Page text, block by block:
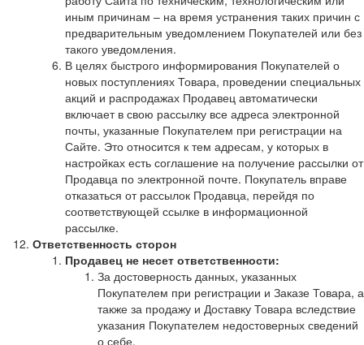
иным причинам – на время устранения таких причин с
предварительным уведомлением Покупателей или без
такого уведомления.
В целях быстрого информирования Покупателей о
новых поступлениях Товара, проведении специальных
акций и распродажах Продавец автоматически
включает в свою рассылку все адреса электронной
почты, указанные Покупателем при регистрации на
Сайте. Это относится к тем адресам, у которых в
настройках есть соглашение на получение рассылки от
Продавца по электронной почте. Покупатель вправе
отказаться от рассылок Продавца, перейдя по
соответствующей ссылке в информационной
рассылке.
Ответственность сторон
Продавец не несет ответственности:
За достоверность данных, указанных
Покупателем при регистрации и Заказе Товара, а
также за продажу и Доставку Товара вследствие
указания Покупателем недостоверных сведений
о себе.